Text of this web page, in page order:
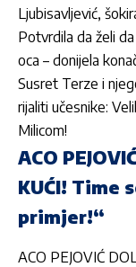
Ljubisavljević,
Potvrdila da želi
oca – donijela
Susret Terze i
rijaliti učesnike:
Milicom!
ACO
KUĆI! Time
primjer!“
ACO PEJOVIĆ